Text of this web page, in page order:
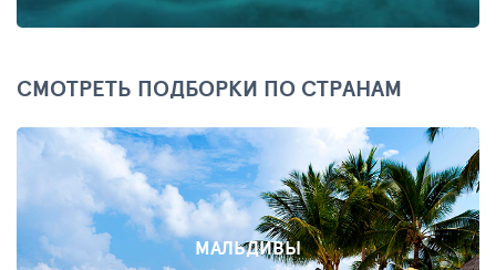
СМОТРЕТЬ ПОДБОРКИ ПО СТРАНАМ
МАЛЬДИВЫ